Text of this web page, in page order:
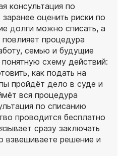
консультация по
оценить риски по
долги можно списать, а
повлияет процедура
семью и будущие
схему действий:
как подать на
пройдёт дело в суде и
вся процедура
по списанию
проводится бесплатно
сразу заключать
взвешиваете решение и